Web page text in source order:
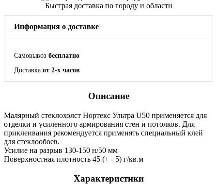
Быстрая доставка по городу и области
Информация о доставке
Самовывоз бесплатно
Доставка от 2-х часов
Описание
Малярный стеклохолст Нортекс Ультра U50 применяется для
отделки и усиленного армирования стен и потолков. Для
приклеивания рекомендуется применять специальный клей
для стеклообоев.
Усилие на разрыв 130-150 н/50 мм
Поверхностная плотность 45 (+ - 5) г/кв.м
Характеристики